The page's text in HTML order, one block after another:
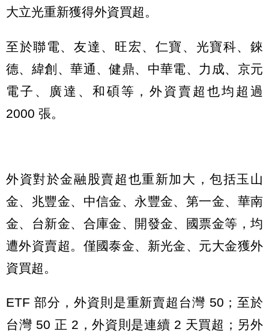
大立光重新獲得外資買超。
至於聯電、友達、旺宏、仁寶、光寶科、錸
德、緯創、華通、健鼎、中華電、力成、京元
電子、廣達、和碩等，外資賣超也均超過
2000 張。
外資對於金融股賣超也重新加大，包括玉山
金、兆豐金、中信金、永豐金、第一金、華南
金、台新金、合庫金、開發金、國票金等，均
遭外資賣超。僅國泰金、新光金、元大金獲外
資買超。
ETF 部分，外資則是重新賣超台灣 50；至於
台灣 50 正 2，外資則是連續 2 天買超；另外